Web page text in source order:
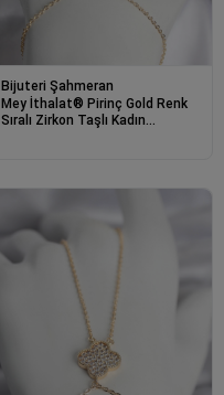
Bijuteri Şahmeran
Mey İthalat® Pirinç Gold Renk
Sıralı Zirkon Taşlı Kadın